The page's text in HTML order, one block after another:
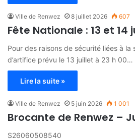
Ville de Renwez 8 juillet 2026 607
Fête Nationale : 13 et 14
Pour des raisons de sécurité liées à la
d’artifice prévu le 13 juillet à 23 h 00…
Lire la suite »
Ville de Renwez 5 juin 2026 1 001
Brocante de Renwez –
S26060508540